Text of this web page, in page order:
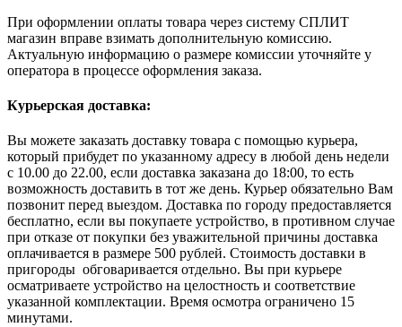
При оформлении оплаты товара через систему СПЛИТ
магазин вправе взимать дополнительную комиссию.
Актуальную информацию о размере комиссии уточняйте у
оператора в процессе оформления заказа.
Курьерская доставка:
Вы можете заказать доставку товара с помощью курьера,
который прибудет по указанному адресу в любой день недели
с 10.00 до 22.00, если доставка заказана до 18:00, то есть
возможность доставить в тот же день. Курьер обязательно Вам
позвонит перед выездом. Доставка по городу предоставляется
бесплатно, если вы покупаете устройство, в противном случае
при отказе от покупки без уважительной причины доставка
оплачивается в размере 500 рублей. Стоимость доставки в
пригороды обговаривается отдельно. Вы при курьере
осматриваете устройство на целостность и соответствие
указанной комплектации. Время осмотра ограничено 15
минутами.